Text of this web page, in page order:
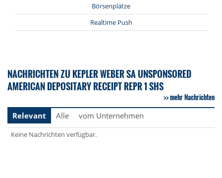
Börsenplätze
Realtime Push
NACHRICHTEN ZU KEPLER WEBER SA UNSPONSORED
AMERICAN DEPOSITARY RECEIPT REPR 1 SHS
mehr Nachrichten
Relevant
Alle vom Unternehmen
Keine Nachrichten verfügbar.